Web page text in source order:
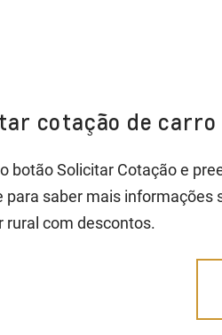
cotação de
botão Solicitar Cotação e
para saber mais informações
rural com descontos.